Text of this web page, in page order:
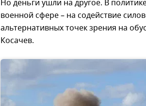
Но деньги ушли на другое. В
военной сфере – на содействие
альтернативных точек зрения на
Косачев.